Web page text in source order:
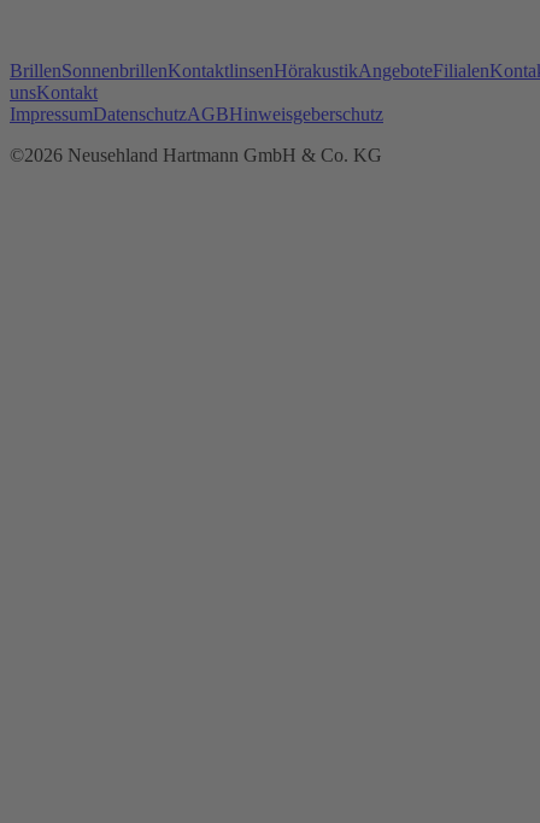
BrillenSonnenbrillenKontaktlinsenHörakustikAngeboteFilialen
unsKontakt
ImpressumDatenschutzAGBHinweisgeberschutz
©2026 Neusehland Hartmann GmbH & Co. KG